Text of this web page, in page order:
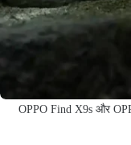
OPPO Find X9s और